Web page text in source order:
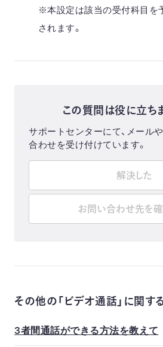
※本設定は該当の受付科目を
されます。
この質問は役に立ち
サポートセンターにて、メール
合わせを受け付けています。
解決した
お問い合わせ先を
その他の「ビデオ通話」に関す
3者間通話ができる方法を教えて